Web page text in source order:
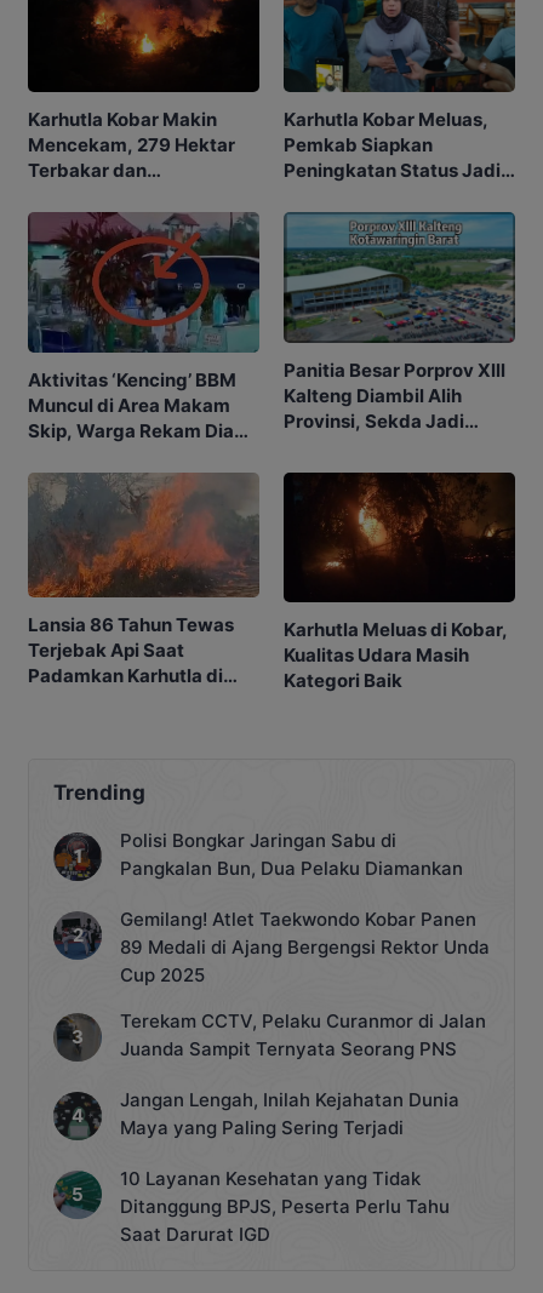
Karhutla Kobar Makin
Mencekam, 279 Hektar
Terbakar dan
Terganggu
Karhutla Kobar Meluas,
Pemkab Siapkan
Peningkatan Status Jadi
Aktivitas ‘Kencing’ BBM
Muncul di Area Makam
Skip, Warga Rekam Diam-
Panitia Besar Porprov Xlll
Kalteng Diambil Alih
Provinsi, Sekda Jadi
Lansia 86 Tahun Tewas
Terjebak Api Saat
Padamkan Karhutla di
Karhutla Meluas di Kobar,
Kualitas Udara Masih
Kategori Baik
Trending
Polisi Bongkar Jaringan Sabu di
Pangkalan Bun, Dua Pelaku Diamankan
Gemilang! Atlet Taekwondo Kobar Panen
89 Medali di Ajang Bergengsi Rektor Unda
Cup 2025
Terekam CCTV, Pelaku Curanmor di Jalan
Juanda Sampit Ternyata Seorang PNS
Jangan Lengah, Inilah Kejahatan Dunia
Maya yang Paling Sering Terjadi
10 Layanan Kesehatan yang Tidak
Ditanggung BPJS, Peserta Perlu Tahu
Saat Darurat IGD